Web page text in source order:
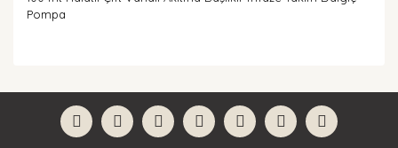
Pompa
Yorum Yaz
formunu kullanarak tarafımıza iletebilirsiniz.
Görüş ve önerileriniz için teşekkür ederiz.